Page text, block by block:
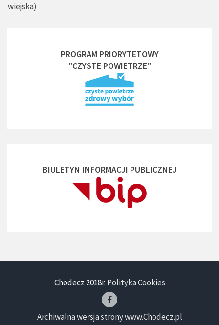
wiejska)
PROGRAM PRIORYTETOWY
"CZYSTE POWIETRZE"
BIULETYN INFORMACJI PUBLICZNEJ
Chodecz 2018r. Polityka Cookies
Archiwalna wersja strony www.Chodecz.pl